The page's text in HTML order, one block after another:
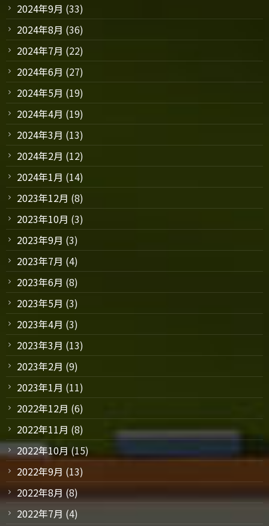
2024年9月 (33)
2024年8月 (36)
2024年7月 (22)
2024年6月 (27)
2024年5月 (19)
2024年4月 (19)
2024年3月 (13)
2024年2月 (12)
2024年1月 (14)
2023年12月 (8)
2023年10月 (3)
2023年9月 (3)
2023年7月 (4)
2023年6月 (8)
2023年5月 (3)
2023年4月 (3)
2023年3月 (13)
2023年2月 (9)
2023年1月 (11)
2022年12月 (6)
2022年11月 (8)
2022年10月(15)
2022年9月 (13)
2022年8月 (8)
2022年7月 (4)